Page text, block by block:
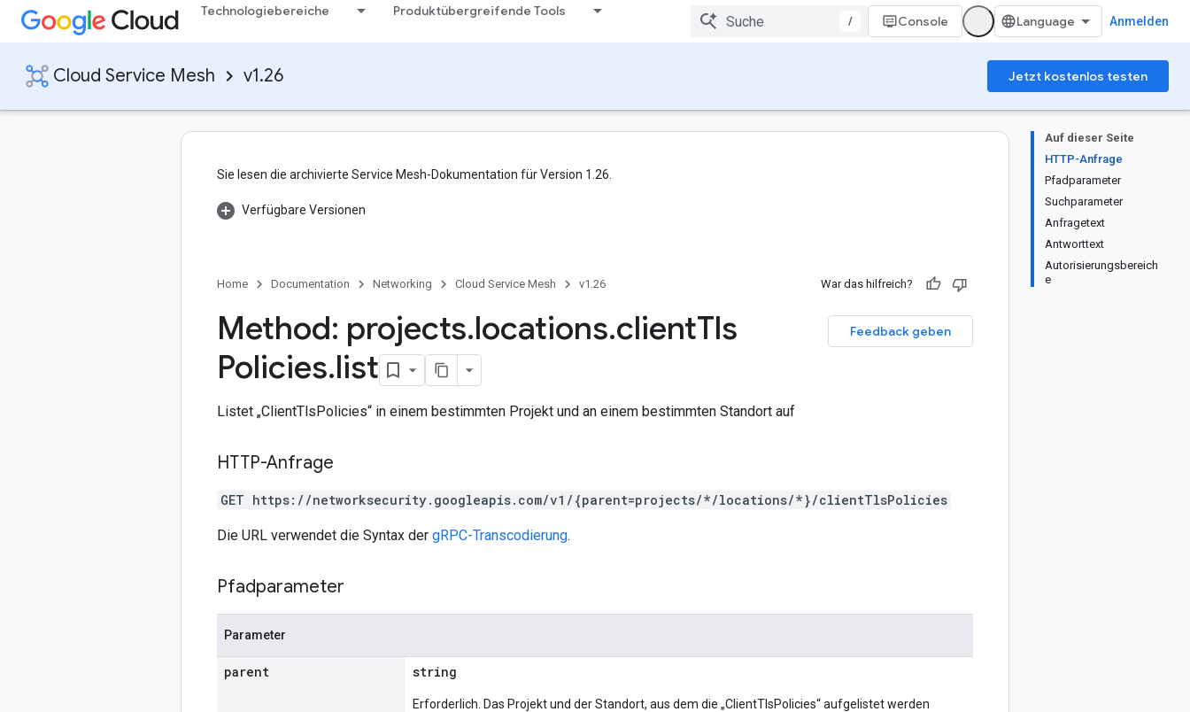
Technologiebereiche Produktübergreifende Tools
/ Console Anmelden
Cloud Service Mesh v1.26 Jetzt kostenlos testen
Auf dieser Seite
HTTP-Anfrage
Pfadparameter
Suchparameter
Anfragetext
Antworttext
Autorisierungsbereich
e
Sie lesen die archivierte Service Mesh-Dokumentation für Version 1.26.
Verfügbare Versionen
Home Documentation Networking Cloud Service Mesh v1.26 War das hilfreich?
Feedback geben
Method: projects.locations.clientTls
Policies.list
Listet „ClientTlsPolicies“ in einem bestimmten Projekt und an einem bestimmten Standort auf
HTTP-Anfrage
GET https://networksecurity.googleapis.com/v1/{parent=projects/*/locations/*}/clientTlsPolicies
Die URL verwendet die Syntax der gRPC-Transcodierung.
Pfadparameter
Parameter
parent string
Erforderlich. Das Projekt und der Standort, aus dem die „ClientTlsPolicies“ aufgelistet werden